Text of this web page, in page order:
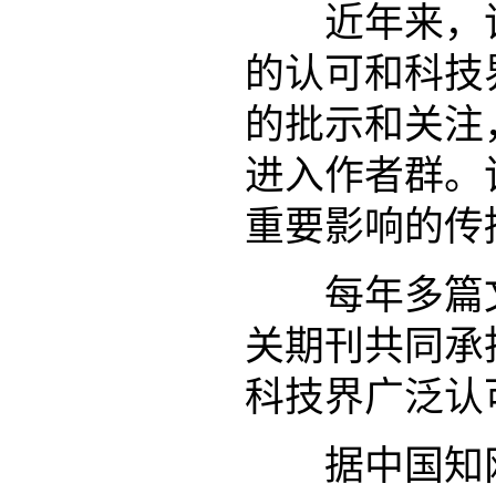
近年来，该
的认可和科
的批示和关
进入作者群
重要影响的
每年多篇文
关期刊共同
科技界广泛认
据中国知网